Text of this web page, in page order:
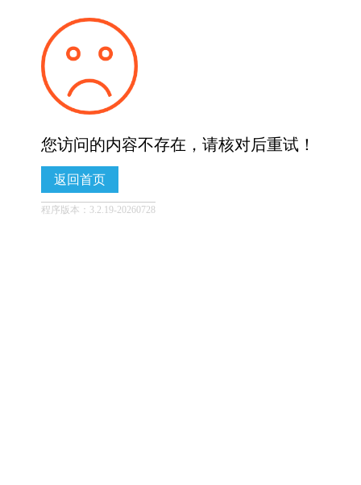
您访问的内容不存在，请核对后重试！
返回首页
程序版本：3.2.19-20260728